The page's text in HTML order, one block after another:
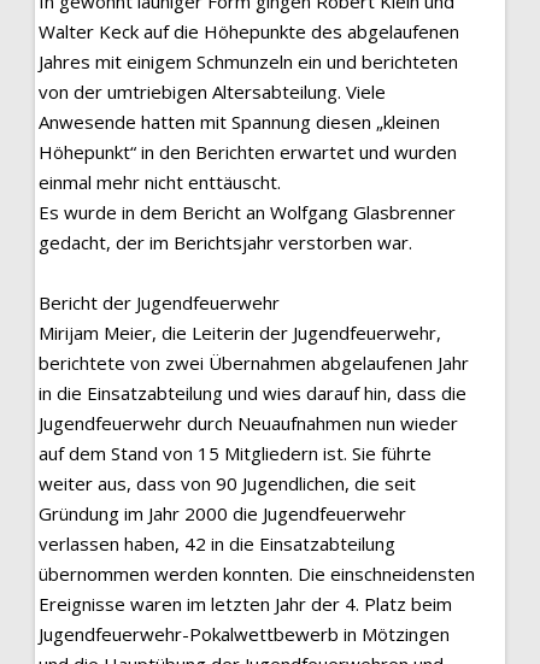
Walter Keck auf die Höhepunkte des abgelaufenen
Jahres mit einigem Schmunzeln ein und berichteten
von der umtriebigen Altersabteilung. Viele
Anwesende hatten mit Spannung diesen „kleinen
Höhepunkt“ in den Berichten erwartet und wurden
einmal mehr nicht enttäuscht.
Es wurde in dem Bericht an Wolfgang Glasbrenner
gedacht, der im Berichtsjahr verstorben war.
Bericht der Jugendfeuerwehr
Mirijam Meier, die Leiterin der Jugendfeuerwehr,
berichtete von zwei Übernahmen abgelaufenen Jahr
in die Einsatzabteilung und wies darauf hin, dass die
Jugendfeuerwehr durch Neuaufnahmen nun wieder
auf dem Stand von 15 Mitgliedern ist. Sie führte
weiter aus, dass von 90 Jugendlichen, die seit
Gründung im Jahr 2000 die Jugendfeuerwehr
verlassen haben, 42 in die Einsatzabteilung
übernommen werden konnten. Die einschneidensten
Ereignisse waren im letzten Jahr der 4. Platz beim
Jugendfeuerwehr-Pokalwettbewerb in Mötzingen